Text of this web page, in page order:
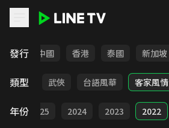
發行
韓國 中國 香港 泰國 新加坡
類型
時代 武俠 台語風華 客家風情
年份 2025 2024 2023 2022